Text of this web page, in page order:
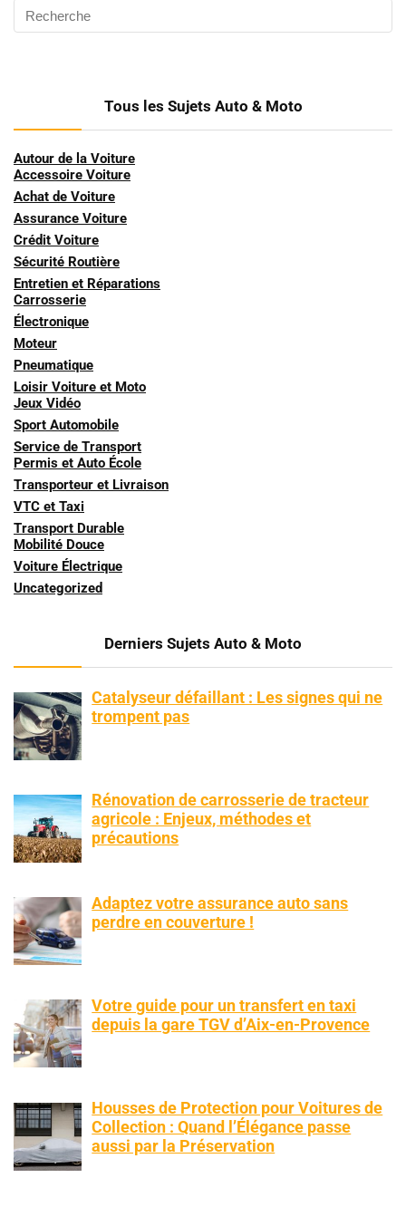
Tous les Sujets Auto & Moto
Autour de la Voiture
Accessoire Voiture
Achat de Voiture
Assurance Voiture
Crédit Voiture
Sécurité Routière
Entretien et Réparations
Carrosserie
Électronique
Moteur
Pneumatique
Loisir Voiture et Moto
Jeux Vidéo
Sport Automobile
Service de Transport
Permis et Auto École
Transporteur et Livraison
VTC et Taxi
Transport Durable
Mobilité Douce
Voiture Électrique
Uncategorized
Derniers Sujets Auto & Moto
Catalyseur défaillant : Les signes qui ne
trompent pas
Rénovation de carrosserie de tracteur
agricole : Enjeux, méthodes et
précautions
Adaptez votre assurance auto sans
perdre en couverture !
Votre guide pour un transfert en taxi
depuis la gare TGV d’Aix-en-Provence
Housses de Protection pour Voitures de
Collection : Quand l’Élégance passe
aussi par la Préservation